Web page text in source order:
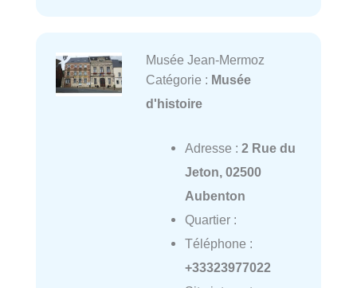
Musée Jean-Mermoz
Catégorie : Musée
d'histoire
Adresse : 2 Rue du
Jeton, 02500
Aubenton
Quartier :
Téléphone :
+33323977022